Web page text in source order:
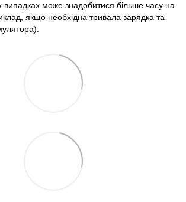
випадках може знадобитися більше часу на
якщо необхідна тривала зарядка та